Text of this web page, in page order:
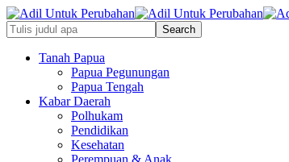
Tanah Papua
Papua Pegunungan
Papua Tengah
Kabar Daerah
Polhukam
Pendidikan
Kesehatan
Perempuan & Anak